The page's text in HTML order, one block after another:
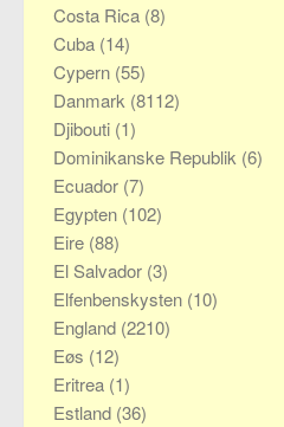
Costa Rica (8)
Cuba (14)
Cypern (55)
Danmark (8112)
Djibouti (1)
Dominikanske Republik (6)
Ecuador (7)
Egypten (102)
Eire (88)
El Salvador (3)
Elfenbenskysten (10)
England (2210)
Eøs (12)
Eritrea (1)
Estland (36)